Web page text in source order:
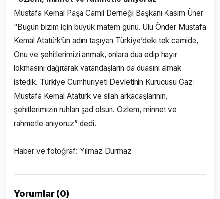
Mustafa Kemal Paşa Camii Derneği Başkanı Kasım Üner
“Bugün bizim için büyük matem günü. Ulu Önder Mustafa
Kemal Atatürk’ün adını taşıyan Türkiye’deki tek camide,
Onu ve şehitlerimizi anmak, onlara dua edip hayır
lokmasını dağıtarak vatandaşların da duasını almak
istedik. Türkiye Cumhuriyeti Devletinin Kurucusu Gazi
Mustafa Kemal Atatürk ve silah arkadaşlarının,
şehitlerimizin ruhları şad olsun. Özlem, minnet ve
rahmetle anıyoruz” dedi.
Haber ve fotoğraf: Yılmaz Durmaz
Yorumlar (0)